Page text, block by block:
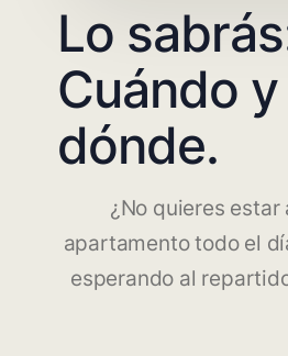
Lo
Cuándo y
dónde.
¿No quieres estar
apartamento todo el
esperando al